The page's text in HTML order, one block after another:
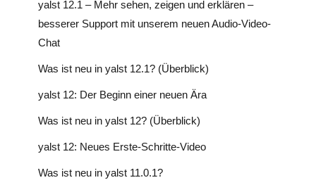
yalst 12.1 – Mehr sehen, zeigen und erklären –
besserer Support mit unserem neuen Audio-Video-
Chat
Was ist neu in yalst 12.1? (Überblick)
yalst 12: Der Beginn einer neuen Ära
Was ist neu in yalst 12? (Überblick)
yalst 12: Neues Erste-Schritte-Video
Was ist neu in yalst 11.0.1?